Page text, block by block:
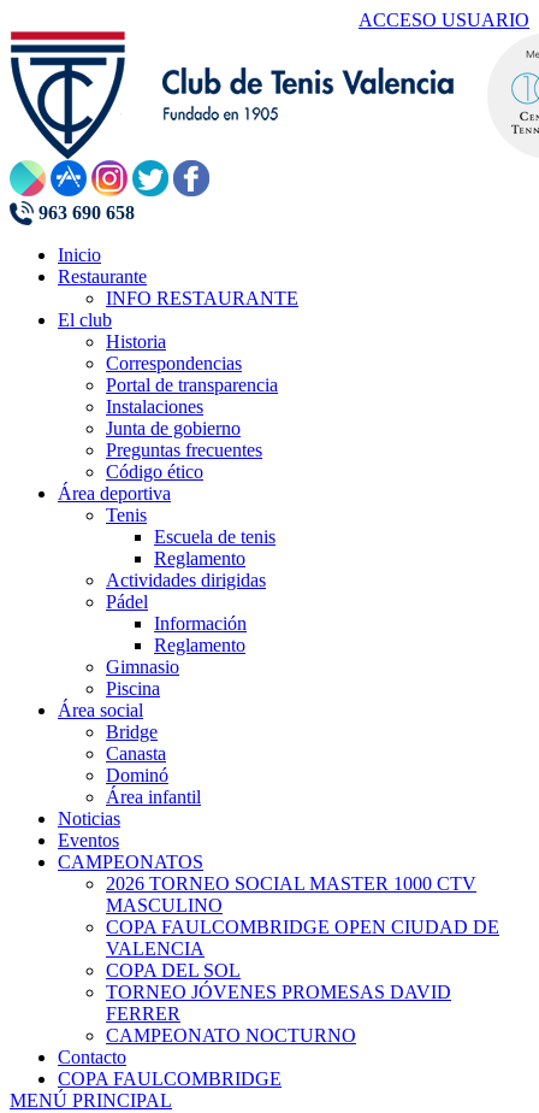
ACCESO USUARIO
963 690 658
Inicio
Restaurante
INFO RESTAURANTE
El club
Historia
Correspondencias
Portal de transparencia
Instalaciones
Junta de gobierno
Preguntas frecuentes
Código ético
Área deportiva
Tenis
Escuela de tenis
Reglamento
Actividades dirigidas
Pádel
Información
Reglamento
Gimnasio
Piscina
Área social
Bridge
Canasta
Dominó
Área infantil
Noticias
Eventos
CAMPEONATOS
2026 TORNEO SOCIAL MASTER 1000 CTV
MASCULINO
COPA FAULCOMBRIDGE OPEN CIUDAD DE
VALENCIA
COPA DEL SOL
TORNEO JÓVENES PROMESAS DAVID
FERRER
CAMPEONATO NOCTURNO
Contacto
COPA FAULCOMBRIDGE
MENÚ PRINCIPAL